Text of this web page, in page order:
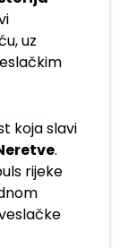
uz
koja slavi
.
rijeke